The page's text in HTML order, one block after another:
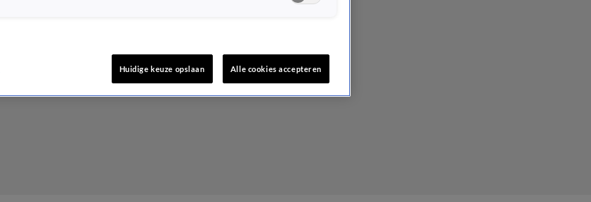
Huidige keuze opslaan Alle cookies accepteren